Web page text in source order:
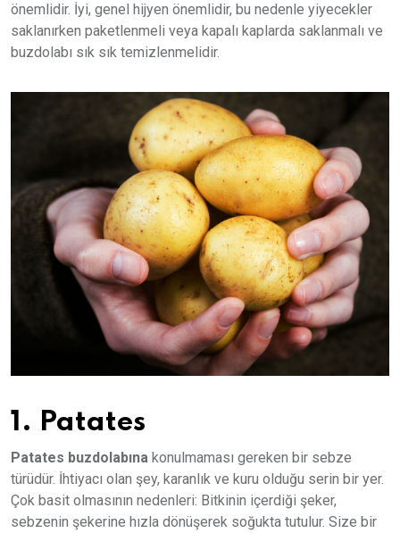
önemlidir. İyi, genel hijyen önemlidir, bu nedenle yiyecekler
saklanırken paketlenmeli veya kapalı kaplarda saklanmalı ve
buzdolabı sık sık temizlenmelidir.
1. Patates
Patates buzdolabına konulmaması gereken bir sebze
türüdür. İhtiyacı olan şey, karanlık ve kuru olduğu serin bir yer.
Çok basit olmasının nedenleri: Bitkinin içerdiği şeker,
sebzenin şekerine hızla dönüşerek soğukta tutulur. Size bir